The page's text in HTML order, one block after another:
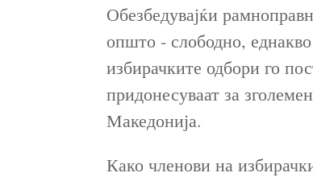
Обезбедувајќи
општо - слободно, еднакво
избирачките одбори го
придонесуваат за
Македонија.
Како членови на